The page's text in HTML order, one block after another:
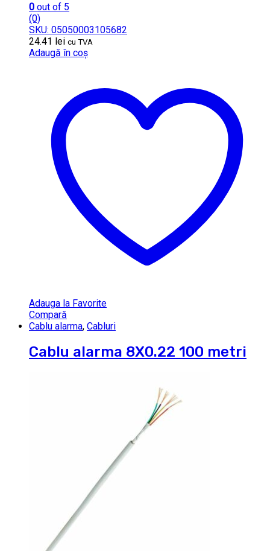
0 out of 5
(0)
SKU: 05050003105682
24.41 lei cu TVA
Adaugă în coș
Adauga la Favorite
Compară
Cablu alarma, Cabluri
Cablu alarma 8X0.22 100 metri